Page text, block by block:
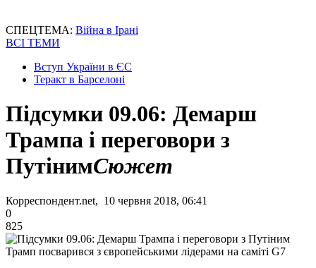
СПЕЦТЕМА: Війна в Ірані
ВСІ ТЕМИ
Вступ України в ЄС
Теракт в Барселоні
Підсумки 09.06: Демарш
Трампа і переговори з
ПутінимСюжет
Корреспондент.net, 10 червня 2018, 06:41
0
825
Трамп посварився з європейськими лідерами на саміті G7